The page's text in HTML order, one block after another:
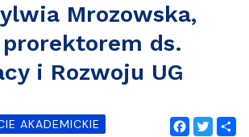
Mrozowska,
prorektorem ds.
i Rozwoju UG
AKADEMICKIE